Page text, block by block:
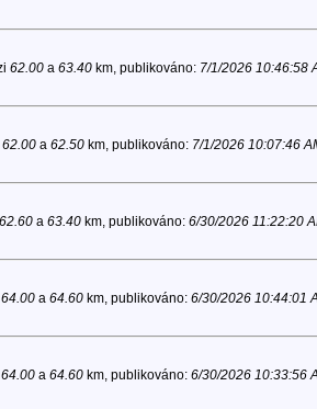
62.00a 63.40km, publikováno: 7/1/2026 10:46:58
62.00a 62.50km, publikováno: 7/1/2026 10:07:46
62.60a 63.40km, publikováno: 6/30/2026 11:22:20
64.00a 64.60km, publikováno: 6/30/2026 10:44:01
64.00a 64.60km, publikováno: 6/30/2026 10:33:56